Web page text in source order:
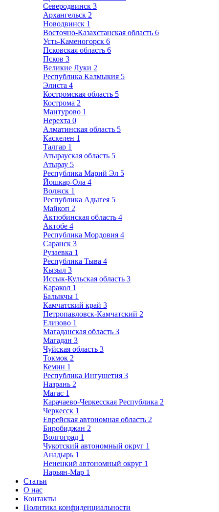
Северодвинск 3
Архангельск 2
Новодвинск 1
Восточно-Казахстанская область 6
Усть-Каменогорск 6
Псковская область 6
Псков 3
Великие Луки 2
Республика Калмыкия 5
Элиста 4
Костромская область 5
Кострома 2
Мантурово 1
Нерехта 0
Алматинская область 5
Каскелен 1
Талгар 1
Атырауская область 5
Атырау 5
Республика Марий Эл 5
Йошкар-Ола 4
Волжск 1
Республика Адыгея 5
Майкоп 2
Актюбинская область 4
Актобе 4
Республика Мордовия 4
Саранск 3
Рузаевка 1
Республика Тыва 4
Кызыл 3
Иссык-Кульская область 3
Каракол 1
Балыкчы 1
Камчатский край 3
Петропавловск-Камчатский 2
Елизово 1
Магаданская область 3
Магадан 3
Чуйская область 3
Токмок 2
Кемин 1
Республика Ингушетия 3
Назрань 2
Магас 1
Карачаево-Черкесская Республика 2
Черкесск 1
Еврейская автономная область 2
Биробиджан 2
Волгоград 1
Чукотский автономный округ 1
Анадырь 1
Ненецкий автономный округ 1
Нарьян-Мар 1
Статьи
О нас
Контакты
Политика конфиденциальности